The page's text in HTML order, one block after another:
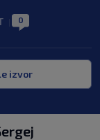
0
izvor